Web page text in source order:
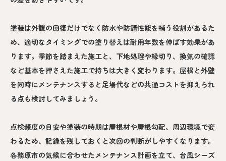
塗装は外観の回復だけでなく防水や防錆性能を補う役割があるた
め、適切なタイミングでの塗り替えは耐用年数を伸ばす効果があ
ります。季節を踏まえた施工と、下地処理や縁切り、換気の確認
など基本を押さえた施工で持ちは大きく変わります。屋根と外壁
を同時にメンテナンスすると足場代などの共通コストを抑えられ
る点も検討してみましょう。
点検頻度の目安や塗装の時期は屋根材や屋根勾配、周辺環境で変
わるため、記録を残しておくと次回の判断がしやすくなります。
各務原市の気候に合わせたメンテナンス計画を立て、台風シーズ